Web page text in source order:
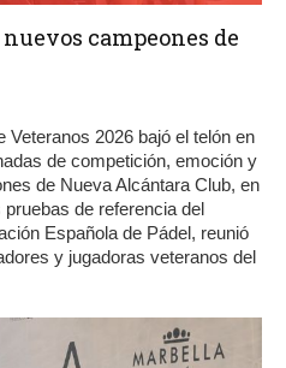
campeones de
Veteranos 2026 bajó el telón en
de competición, emoción y
de Nueva Alcántara Club, en
de referencia del
Española de Pádel, reunió
y jugadoras veteranos del